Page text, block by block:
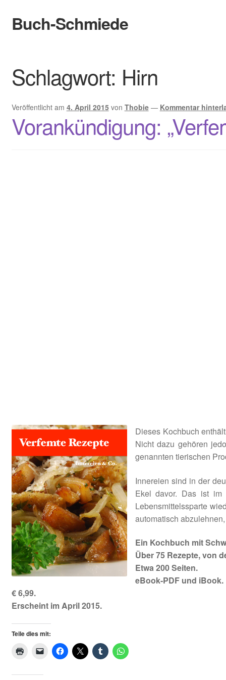
Zur
Navigation
Zum
Inhalt
Buch-Schmiede
Cookie-Richtlinie (EU)
Datenschutzerklärung
Infos
Kasse
Impressum
AGB
Schlagwort: Hirn
Veröffentlicht am 4. April 2015 von Thobie — Kommentar
Vorankündigung:
Dieses Kochbuch
Nicht dazu gehören
genannten tierischen
Innereien sind in der
Ekel davor. Das ist im
Lebensmittelssparte
automatisch
Ein Kochbuch mit
Über 75 Rezepte, von
Etwa 200 Seiten.
eBook-PDF und iBook.
€ 6,99.
Erscheint im April 2015.
Teile dies mit: